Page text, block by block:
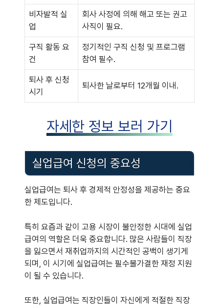
비자발적 실
업
회사 사정에 의해 해고 또는 권고
사직이 필요.
구직 활동 요
건
정기적인 구직 신청 및 프로그램
참여 필수.
퇴사 후 신청
시기
퇴사한 날로부터 12개월 이내.
자세한 정보 보러 가기
실업급여 신청의 중요성
실업급여는 퇴사 후 경제적 안정성을 제공하는 중요
한 제도입니다.
특히 요즘과 같이 고용 시장이 불안정한 시대에 실업
급여의 역할은 더욱 중요합니다. 많은 사람들이 직장
을 잃으면서 재취업까지의 시간적인 공백이 생기게
되며, 이 시기에 실업급여는 필수불가결한 재정 지원
이 될 수 있습니다.
또한, 실업급여는 직장인들이 자신에게 적절한 직장